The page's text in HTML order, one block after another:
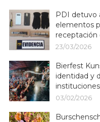
PDI detuvo
elementos
receptación
23/03/2026
Bierfest
identidad y
03/02/2026